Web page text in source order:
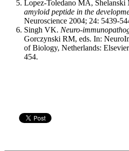
Lopez-Toledano MA, Shelanski
amyloid peptide in the
Neuroscience 2004; 24: 5439-
Singh VK. Neuro-
Gorczynski RM, eds. In:
of Biology, Netherlands:
454.